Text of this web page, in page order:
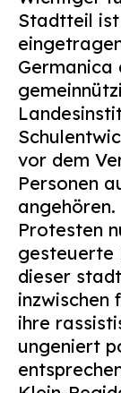
Stadtteil
Germanica
vor dem
Personen
Protesten
gesteuerte
dieser
inzwischen
ihre
ungeniert